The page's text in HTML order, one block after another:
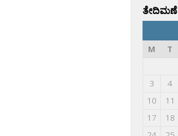
ತೇದಿಮಣೆ
M
T
3
4
10
11
17
18